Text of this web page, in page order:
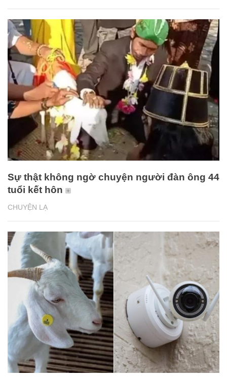
CHUYỆN LẠ
Sự thật không ngờ chuyện người đàn ông 44
tuổi kết hôn